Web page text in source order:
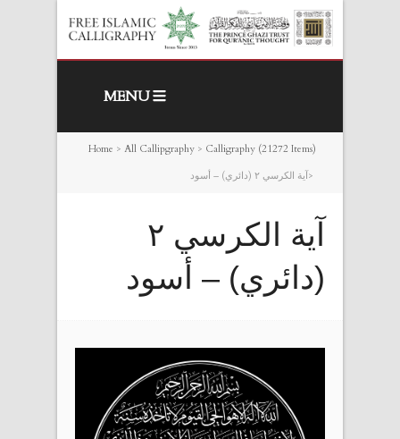
MENU
Home > All Callipgraphy > Calligraphy (21272 Items)
>
‎آية الكرسي ٢
‫(‬دائري‫)‬ – أسود